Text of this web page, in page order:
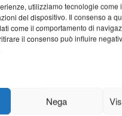
utilizziamo tecnologie come
del dispositivo. Il consenso a
come il comportamento di
il consenso può influire
Nega
denaro
dal
serviranno
utilizzati
assieme,
farà
domenica